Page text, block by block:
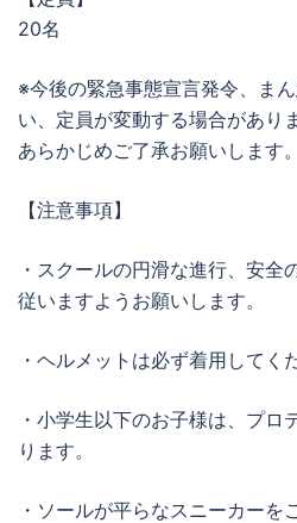
20名
※今後の緊急事態宣言発令、ま
い、定員が変動する場合があり
あらかじめご了承お願いします。
【注意事項】
・スクールの円滑な進行、安全
従いますようお願いします。
・ヘルメットは必ず着用してく
・小学生以下のお子様は、プロ
ります。
・ソールが平らなスニーカーを